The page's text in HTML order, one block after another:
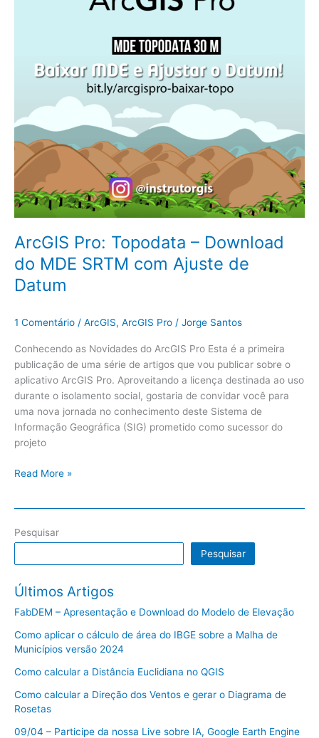
ArcGIS Pro: Topodata – Download
do MDE SRTM com Ajuste de
Datum
1 Comentário / ArcGIS, ArcGIS Pro / Jorge Santos
Conhecendo as Novidades do ArcGIS Pro Esta é a primeira
publicação de uma série de artigos que vou publicar sobre o
aplicativo ArcGIS Pro. Aproveitando a licença destinada ao uso
durante o isolamento social, gostaria de convidar você para
uma nova jornada no conhecimento deste Sistema de
Informação Geográfica (SIG) prometido como sucessor do
projeto
Ajuste
Datum
Read More »
Pesquisar
Pesquisar
Últimos Artigos
FabDEM – Apresentação e Download do Modelo de Elevação
Como aplicar o cálculo de área do IBGE sobre a Malha de
Municípios versão 2024
Como calcular a Distância Euclidiana no QGIS
Como calcular a Direção dos Ventos e gerar o Diagrama de
Rosetas
09/04 – Participe da nossa Live sobre IA, Google Earth Engine